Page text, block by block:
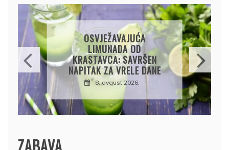
KROMPIRUŠA IZLIVAČA:
JEDNOSTAVNA PITA BEZ
KORA, HRSKAVA I
UKUSNA
8. avgust 2026.
ZABAVA